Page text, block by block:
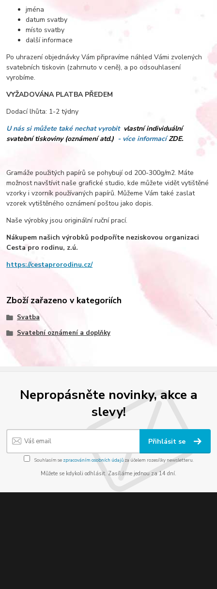
jména
datum svatby
místo svatby
další informace
Po uhrazení objednávky Vám připravíme náhled Vámi zvolených
svatebních tiskovin (zahrnuto v ceně), a po odsouhlasení
vyrobíme.
VYŽADOVÁNA PLATBA PŘEDEM
Dodací lhůta: 1-2 týdny
U nás si můžete také nechat vyrobit vlastní individuální
svatební tiskoviny (oznámení atd.) - více informacíZDE.
Gramáže použitých papírů se pohybují od 200-300g/m2. Máte
možnost navštívit naše grafické studio, kde můžete vidět vytištěné
vzorky i vzorník používaných papírů. Můžeme Vám také zaslat
vzorek vytištěného oznámení poštou jako dopis.
Naše výrobky jsou originální ruční prací.
Nákupem našich výrobků podpoříte neziskovou organizaci
Cesta pro rodinu, z.ú.­
https://cestaprorodinu.cz/
Zboží zařazeno v kategoriích
Svatba
Svatební oznámení a doplňky
Nepropásněte novinky, akce a
slevy!
Přihlásit se
Souhlasím se zpracováním osobních údajůza účelem rozesílky newsletteru.
Můžete se kdykoli odhlásit. Zasíláme jednou za 14 dní.